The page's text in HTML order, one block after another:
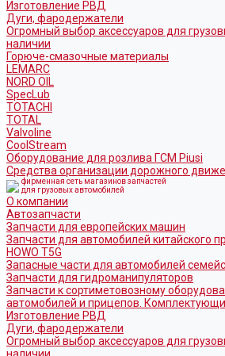
Изготовление РВД
Дуги, фародержатели
Огромный выбор аксессуаров для
наличии
Горюче-смазочные материалы
LEMARC
NORD OIL
SpecLub
TOTACHI
TOTAL
Valvoline
CoolStream
Оборудование для розлива ГСМ Piusi
Средства организации дорожного
фирменная сеть магазинов запчастей
для грузовых автомобилей
О компании
Автозапчасти
Запчасти для европейских машин
Запчасти для автомобилей китайского
HOWO T5G
Запасные части для автомобилей
Запчасти для гидроманипуляторов
Запчасти к сортиметовозному
автомобилей и прицепов.
Изготовление РВД
Дуги, фародержатели
Огромный выбор аксессуаров для